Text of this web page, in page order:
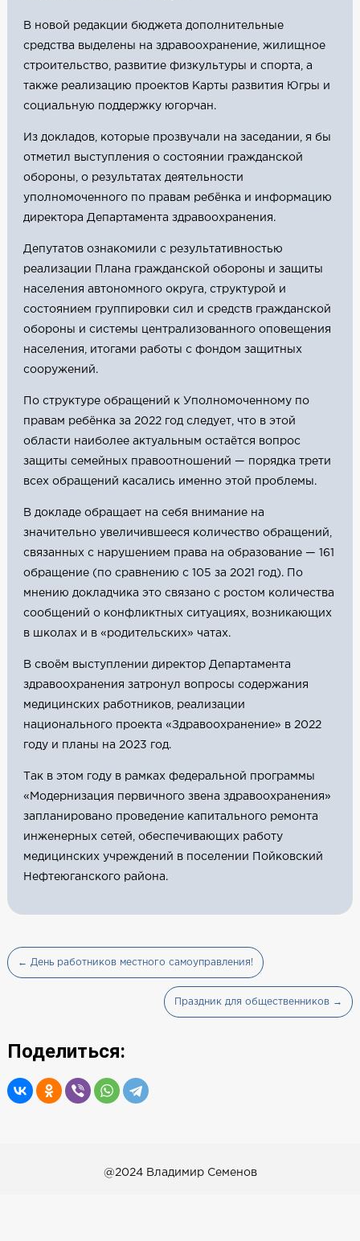
В новой редакции бюджета дополнительные
средства выделены на здравоохранение, жилищное
строительство, развитие физкультуры и спорта, а
также реализацию проектов Карты развития Югры и
социальную поддержку югорчан.
Из докладов, которые прозвучали на заседании, я бы
отметил выступления о состоянии гражданской
обороны, о результатах деятельности
уполномоченного по правам ребёнка и информацию
директора Департамента здравоохранения.
Депутатов ознакомили с результативностью
реализации Плана гражданской обороны и защиты
населения автономного округа, структурой и
состоянием группировки сил и средств гражданской
обороны и системы централизованного оповещения
населения, итогами работы с фондом защитных
сооружений.
По структуре обращений к Уполномоченному по
правам ребёнка за 2022 год следует, что в этой
области наиболее актуальным остаётся вопрос
защиты семейных правоотношений — порядка трети
всех обращений касались именно этой проблемы.
В докладе обращает на себя внимание на
значительно увеличившееся количество обращений,
связанных с нарушением права на образование — 161
обращение (по сравнению с 105 за 2021 год). По
мнению докладчика это связано с ростом количества
сообщений о конфликтных ситуациях, возникающих
в школах и в «родительских» чатах.
В своём выступлении директор Департамента
здравоохранения затронул вопросы содержания
медицинских работников, реализации
национального проекта «Здравоохранение» в 2022
году и планы на 2023 год.
Так в этом году в рамках федеральной программы
«Модернизация первичного звена здравоохранения»
запланировано проведение капитального ремонта
инженерных сетей, обеспечивающих работу
медицинских учреждений в поселении Пойковский
Нефтеюганского района.
← День работников местного самоуправления!
Праздник для общественников →
Поделиться:
@2024 Владимир Семенов